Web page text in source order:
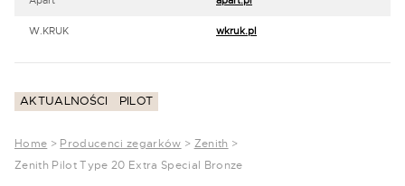
W.KRUK wkruk.pl
AKTUALNOŚCI PILOT
Home > Producenci zegarków > Zenith >
Zenith Pilot Type 20 Extra Special Bronze